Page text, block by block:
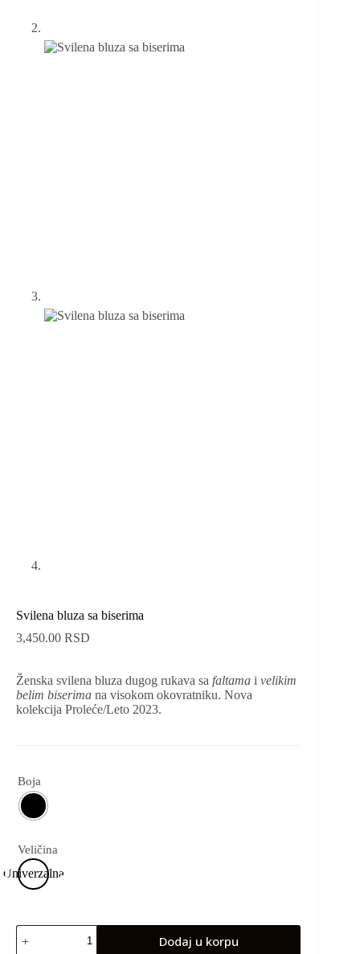
Svilena bluza sa biserima
3,450.00 RSD
Ženska svilena bluza dugog rukava sa faltama i velikim
belim biserima na visokom okovratniku. Nova
kolekcija Proleće/Leto 2023.
Boja
Veličina
Univerzalna
Dodaj u korpu